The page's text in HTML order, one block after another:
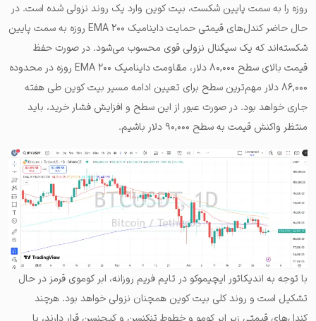
روزه را به سمت پایین شکست، بیت کوین وارد یک روند نزولی شده است. در
حال حاضر کندل‌های قیمتی حمایت داینامیک EMA ۲۰۰ روزه به سمت پایین
شکسته‌اند که یک سیگنال نزولی قوی محسوب می‌شود. در صورت حفظ
قیمت بالای سطح ۸۰,۰۰۰ دلار، مقاومت داینامیک EMA ۲۰۰ روزه در محدوده
۸۶,۰۰۰ دلار مهم‌ترین سطح برای تعیین ادامه مسیر بیت کوین طی هفته
جاری خواهد بود. در صورت عبور از این سطح و افزایش فشار خرید، باید
منتظر واکنش قیمت به سطح ۹۰,۰۰۰ دلار باشیم.
با توجه به اندیکاتور ایچیموکو در تایم فریم روزانه، ابر کوموی قرمز در حال
تشکیل است و روند کلی بیت کوین همچنان نزولی خواهد بود. هرچند